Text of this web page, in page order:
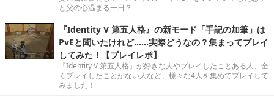
と父の心温まる一日？
『Identity V 第五人格』の新モード「手記の加筆」は
PvEと聞いたけれど……実際どうなの？集まってプレイ
してみた！【プレイレポ】
『Identity V 第五人格』が好きな人やプレイしたことある人、全
くプレイしたことがない人など、様々な4人を集めてプレイして
みました！